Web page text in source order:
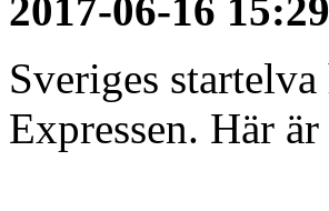
2017-06-16 15:29
Sveriges
Expressen. Här